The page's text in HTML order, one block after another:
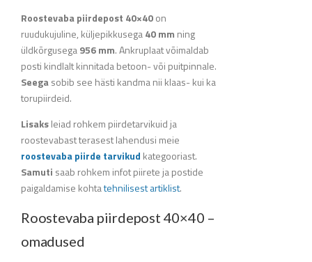
Roostevaba piirdepost 40×40on
ruudukujuline, küljepikkusega40 mm ning
üldkõrgusega956 mm. Ankruplaat võimaldab
posti kindlalt kinnitada betoon- või puitpinnale.
Seegasobib see hästi kandma nii klaas- kui ka
torupiirdeid.
Lisaksleiad rohkem piirdetarvikuid ja
roostevabast terasest lahendusi meie
roostevaba piirde tarvikud kategooriast.
Samuti saab rohkem infot piirete ja postide
paigaldamise kohtatehnilisest artiklist.
Roostevaba piirdepost 40×40 –
omadused